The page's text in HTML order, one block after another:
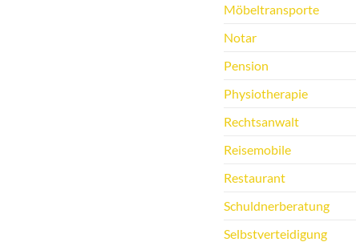
Möbeltransporte
Notar
Pension
Physiotherapie
Rechtsanwalt
Reisemobile
Restaurant
Schuldnerberatung
Selbstverteidigung